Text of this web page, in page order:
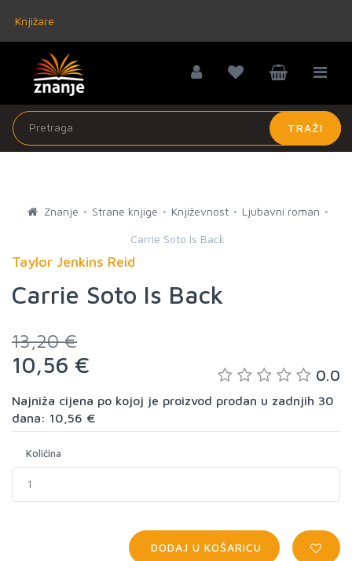
Knjižare
TRAŽI
Znanje Strane knjige Književnost Ljubavni roman
Carrie Soto Is Back
Taylor Jenkins Reid
Carrie Soto Is Back
13,20 €
10,56 € 0.0
Najniža cijena po kojoj je proizvod prodan u zadnjih 30
dana: 10,56 €
Količina
DODAJ U KOŠARICU